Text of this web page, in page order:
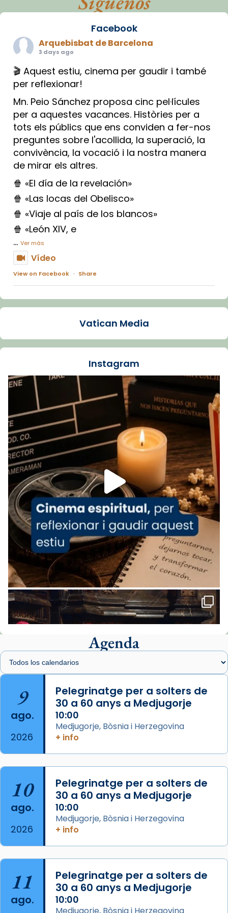
Facebook
Arquebisbat de Barcelona
3 days ago
🎬 Aquest estiu, cinema per gaudir i també
per reflexionar!
Mn. Peio Sánchez proposa cinc pel·lícules
per a aquestes vacances. Històries per a
tots els públics que ens conviden a fer-nos
preguntes sobre l'acollida, la superació, la
convivència, la vocació i la nostra manera
de mirar els altres.
🍿 «El día de la revelación»
🍿 «Las locas del Obelisco»
🍿 «Viaje al país de los blancos»
🍿 «León XIV, e
... Ver más
Vídeo
View on Facebook · Share
Arquebisbat de Barcelona
La Carmina va patir depressió. Fa gairebé
dos mesos, a l'Estadi Lluís Companys, la
Recupera l'entrevista comp
Vatican
tican News 👇
www.vaticannews.va/es/iglesia/news/2026-
07/carmina-historia-depresion-papa-viaje-
espana-testimoni...
Foto
View on Facebook · Share
Arquebisbat de Barcelona
2 weeks ago
«Avui les santes Juliana i Semproniana ens
ajuden a alçar la mirada»
Mons. Sergi Gordo, bisbe de Tortosa, ha
presidit aquest 27 de juliol la missa de Les
Santes de Mataró.
🔗tinyurl.com/cvu5jmbk
📸 J. Merino
de Barcelona.
2 weeks ago
Aquest dilluns, 27 de juliol, ha tingut lloc la
missa d’acció de gràcies en agraïment al
comitè organitzador de la visita apostòlica
del Sant Pare Lleó XIV a Barcelona, i als
col·laboradors, a la Catedral de Barcelona.
L’arquebisbe de Barcelona, el cardenal Joan
Josep Omella, ha presidit la missa i l’ha
concelebrat el bisbe auxiliar de Barcelona,
Mons. David Abadías.
📸 Dr. G. Simón
Foto
View on Facebook · Share
Arquebisbat de Barcelona
Vatican Media
Instagram
Agenda
9
ago.
2026
Pelegrinatge per a solters de
30 a 60 anys a Medjugorje
10:00
Medjugorje, Bòsnia i Herzegovina
+ info
10
ago.
2026
Pelegrinatge per a solters de
30 a 60 anys a Medjugorje
10:00
Medjugorje, Bòsnia i Herzegovina
+ info
11
ago.
Pelegrinatge per a solters de
30 a 60 anys a Medjugorje
10:00
Medjugorje, Bòsnia i Herzegovina